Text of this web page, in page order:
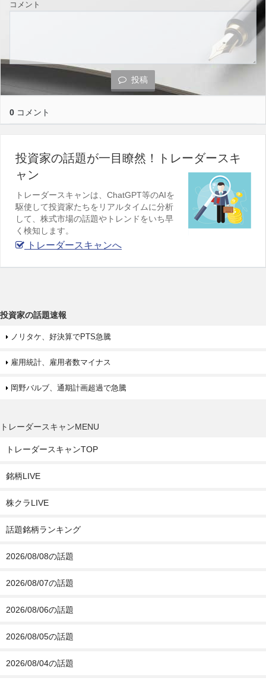
コメント
投稿
0 コメント
投資家の話題が一目瞭然！トレーダースキ
ャン
トレーダースキャンは、ChatGPT等のAIを
駆使して投資家たちをリアルタイムに分析
して、株式市場の話題やトレンドをいち早
く検知します。
トレーダースキャンへ
投資家の話題速報
ノリタケ、好決算でPTS急騰
雇用統計、雇用者数マイナス
岡野バルブ、通期計画超過で急騰
トレーダースキャンMENU
トレーダースキャンTOP
銘柄LIVE
株クラLIVE
話題銘柄ランキング
2026/08/08の話題
2026/08/07の話題
2026/08/06の話題
2026/08/05の話題
2026/08/04の話題